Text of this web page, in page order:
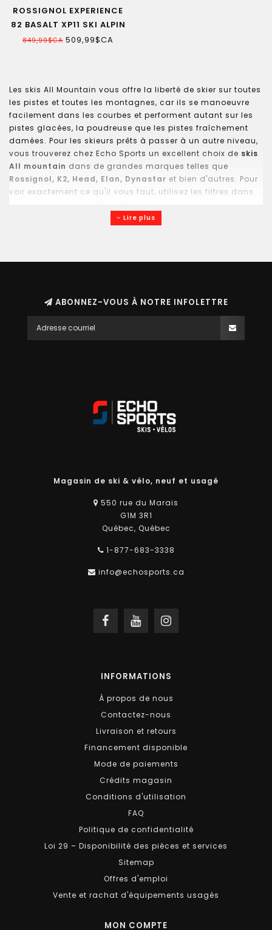
ROSSIGNOL EXPERIENCE
82 BASALT XP11 SKI ALPIN
FEMME
849,99$CA 509,99$CA
Les skis All Mountain vous offre la liberté de skier sur toutes
les pistes et toutes les montagnes, car ils se manoeuvre
facilement dans les courbes et performent autant sur les
pistes glacées, la poudreuse que les pistes fraîchement
damées. Pour les skieurs prêts à passer à un autre niveau,
vous trouverez chez Echo Sports un excellent choix de skis
All mountain dans de grandes marques telles que
Rossignol, K2, Head, Elan, Dynastar et bien d'autres. Pour
voir exactement ce qu'il vous faut, utilisez les filtres dans
avez besoin d'aide pour trouver exactement les skis alpins
Lire plus
ABONNEZ-VOUS À NOTRE INFOLETTRE
Magasin de ski & vélo, neuf et usagé
550 rue du Marais
G1M 3R1
Québec, Québec
1-877-683-3338
info@echosports.ca
INFORMATIONS
À propos de nous
Contactez-nous
Livraison et retours
Financement disponible
Mode de paiements
Crédits magasin
Conditions d'utilisation
FAQ
Politique de confidentialité
Loi 29 – Disponibilité des pièces et services
Sitemap
Offres d'emploi
Vente et rachat d'équipements usagés
MON COMPTE